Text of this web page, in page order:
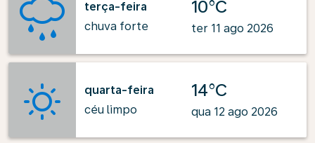
terça-feira
chuva forte
10°C
ter 11 ago 2026
quarta-feira
céu limpo
14°C
qua 12 ago 2026